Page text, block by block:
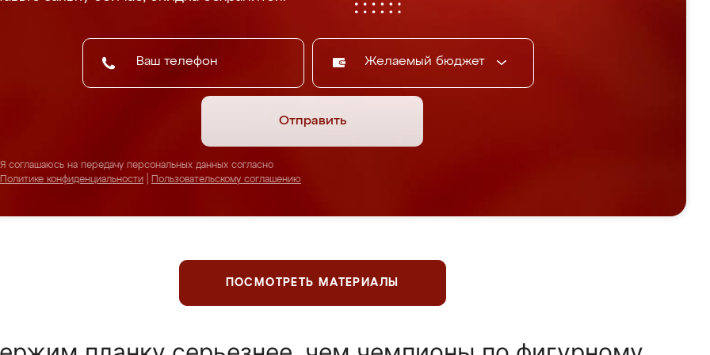
Желаемый бюджет
Отправить
Я соглашаюсь на передачу персональных данных согласно
Политике конфиденциальности
Пользовательскому соглашению
ПОСМОТРЕТЬ МАТЕРИАЛЫ